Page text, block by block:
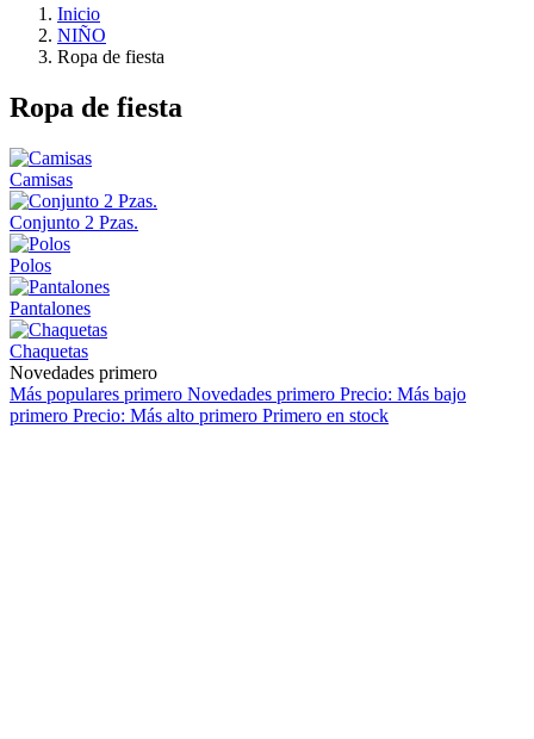
Inicio
NIÑO
Ropa de fiesta
Ropa de fiesta
Camisas
Conjunto 2 Pzas.
Polos
Pantalones
Chaquetas
Novedades primero
Más populares primero Novedades primero Precio: Más bajo
primero Precio: Más alto primero Primero en stock